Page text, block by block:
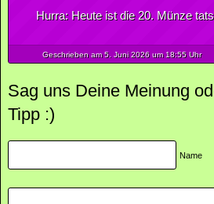
Hurra: Heute ist die 20. Münze
Geschrieben am 5. Juni2026um 18:55 Uhr
Sag uns Deine Meinung
Tipp :)
Name